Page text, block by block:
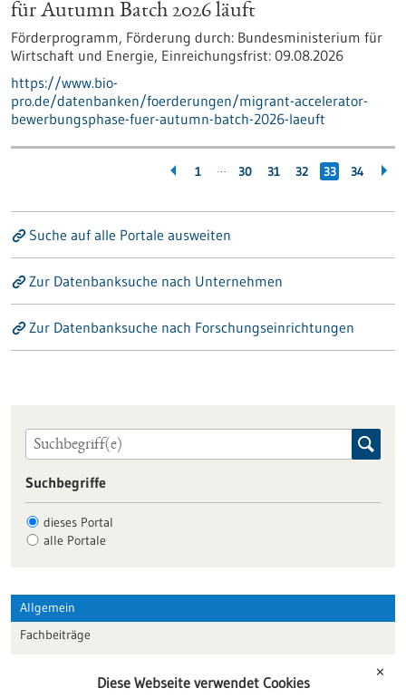
für Autumn Batch 2026 läuft
Förderprogramm, Förderung durch: Bundesministerium für
Wirtschaft und Energie, Einreichungsfrist: 09.08.2026
https://www.bio-
pro.de/datenbanken/foerderungen/migrant-accelerator-
bewerbungsphase-fuer-autumn-batch-2026-laeuft
1 … 30 31 32 33 34
Suche auf alle Portale ausweiten
Zur Datenbanksuche nach Unternehmen
Zur Datenbanksuche nach Forschungseinrichtungen
Suchbegriffe
dieses Portal
alle Portale
Allgemein
Fachbeiträge
Veranstaltungen
✕
Diese Webseite verwendet Cookies